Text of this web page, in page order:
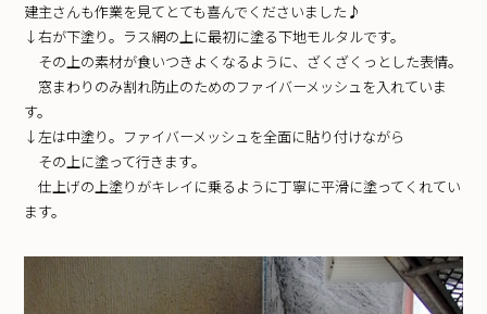
建主さんも作業を見てとても喜んでくださいました♪
↓右が下塗り。ラス網の上に最初に塗る下地モルタルです。
その上の素材が食いつきよくなるように、ざくざくっとした表情。
窓まわりのみ割れ防止のためのファイバーメッシュを入れていま
す。
↓左は中塗り。ファイバーメッシュを全面に貼り付けながら
その上に塗って行きます。
仕上げの上塗りがキレイに乗るように丁寧に平滑に塗ってくれてい
ます。